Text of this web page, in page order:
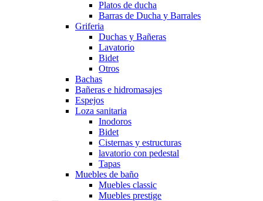
Platos de ducha
Barras de Ducha y Barrales
Griferia
Duchas y Bañeras
Lavatorio
Bidet
Otros
Bachas
Bañeras e hidromasajes
Espejos
Loza sanitaria
Inodoros
Bidet
Cisternas y estructuras
lavatorio con pedestal
Tapas
Muebles de baño
Muebles classic
Muebles prestige